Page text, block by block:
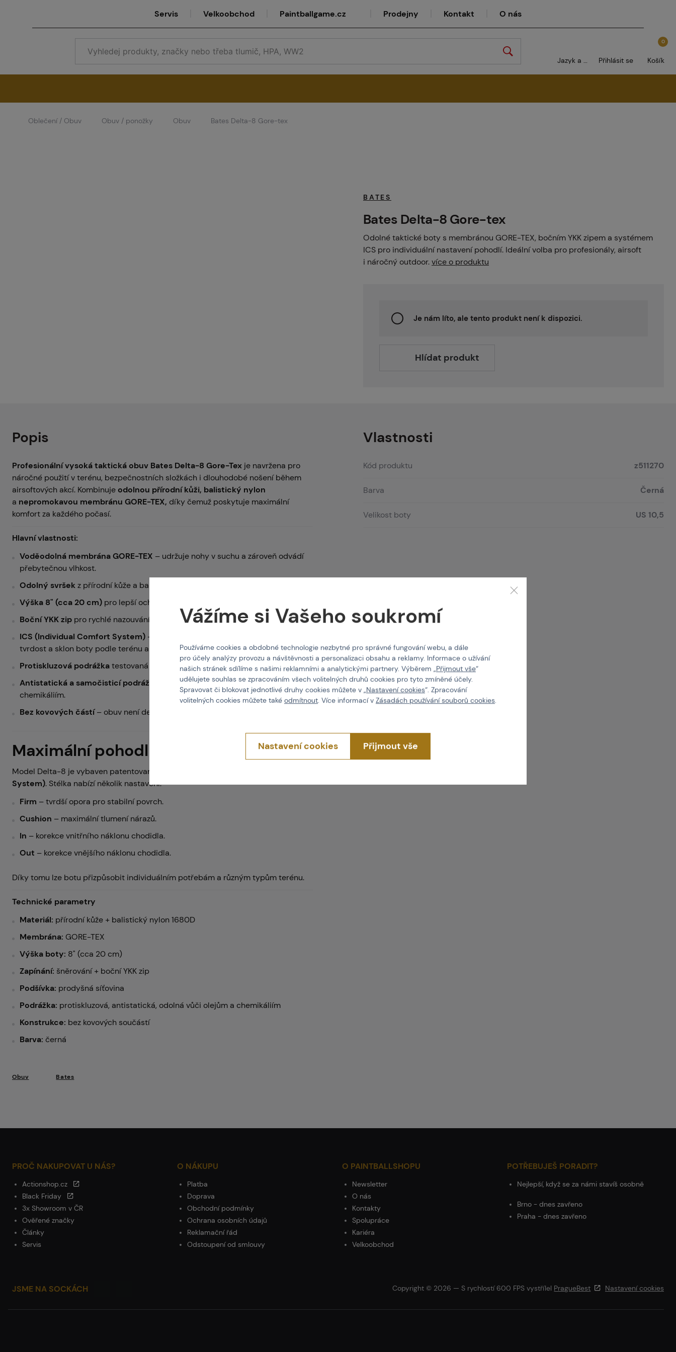
Servis Velkoobchod Paintballgame.cz Prodejny Kontakt O nás
Jazyk a měna Přihlásit se
0
Košík
Oblečení / Obuv Obuv / ponožky Obuv Bates Delta-8 Gore-tex
BATES
Bates Delta-8 Gore-tex
Odolné taktické boty s membránou GORE-TEX, bočním YKK zipem a systémem
ICS pro individuální nastavení pohodlí. Ideální volba pro profesionály, airsoft
i náročný outdoor.více o produktu
Je nám líto, ale tento produkt není k dispozici.
Hlídat produkt
Popis
Profesionální vysoká taktická obuv Bates Delta-8 Gore-Tex je navržena pro
náročné použití v terénu, bezpečnostních složkách i dlouhodobé nošení během
airsoftových akcí. Kombinuje odolnou přírodní kůži, balistický nylon
a nepromokavou membránu GORE-TEX, díky čemuž poskytuje maximální
komfort za každého počasí.
Hlavní vlastnosti:
Voděodolná membrána GORE-TEX – udržuje nohy v suchu a zároveň odvádí
přebytečnou vlhkost.
Odolný svršekz přírodní kůže a balistického nylonu 1680D.
Výška 8" (cca 20 cm) pro lepší ochranu a stabilitu kotníku.
Boční YKK zip pro rychlé nazouvání a vyzouvání.
ICS (Individual Comfort System) – nastavitelná stélka umožňující přizpůsobit
tvrdost a sklon boty podle terénu a potřeb uživatele.
Protiskluzová podrážkatestovaná podle normy SATRA WTM 144.
Antistatická a samočisticí podrážka
, odolná vůči olejům, mazivům a některým
chemikáliím.
Bez kovových částí– obuv není detekovatelná běžnými detektory kovů.
Maximální pohodlí v každém terénu!
Model Delta-8 je vybaven patentovaným systémem
System). Stélka nabízí několik nastavení:
Firm – tvrdší opora pro stabilní povrch.
Cushion – maximální tlumení nárazů.
In – korekce vnitřního náklonu chodidla.
Out – korekce vnějšího náklonu chodidla.
Díky tomu lze botu přizpůsobit individuálním potřebám a různým typům terénu.
Technické parametry
Materiál: přírodní kůže + balistický nylon 1680D
Membrána: GORE-TEX
Výška boty: 8" (cca 20 cm)
Zapínání: šněrování + boční YKK zip
Podšívka: prodyšná síťovina
Podrážka: protiskluzová, antistatická, odolná vůči olejům a chemikáliím
Konstrukce: bez kovových součástí
Barva: černá
Obuv Bates
Vlastnosti
Kód produktu z511270
Barva Černá
Velikost boty US 10,5
PROČ NAKUPOVAT U NÁS?
Actionshop.cz
Black Friday
3x Showroom v ČR
Ověřené značky
Články
Servis
O NÁKUPU
Platba
Doprava
Obchodní podmínky
Ochrana osobních údajů
Reklamační řád
Odstoupení od smlouvy
O PAINTBALLSHOPU
Newsletter
O nás
Kontakty
Spolupráce
Kariéra
Velkoobchod
POTŘEBUJEŠ PORADIT?
Nejlepší, když se za námi stavíš osobně
Brno - dnes zavřeno
Praha - dnes zavřeno
JSME NA SOCKÁCH Copyright © 2026 — S rychlostí 600 FPS vystřílel PragueBest Nastavení cookies
Vážíme si Vašeho soukromí
Používáme cookies a obdobné technologie nezbytné pro správné fungování webu, a dále
pro účely analýzy provozu a návštěvnosti a personalizaci obsahu a reklamy. Informace o užívání
našich stránek sdílíme s našimi reklamními a analytickými partnery. Výběrem „Přijmout vše“
udělujete souhlas se zpracováním všech volitelných druhů cookies pro tyto zmíněné účely.
Spravovat či blokovat jednotlivé druhy cookies můžete v „Nastavení cookies“. Zpracování
volitelných cookies můžete také odmítnout. Více informací v Zásadách používání souborů cookies.
Nastavení cookies Přijmout vše